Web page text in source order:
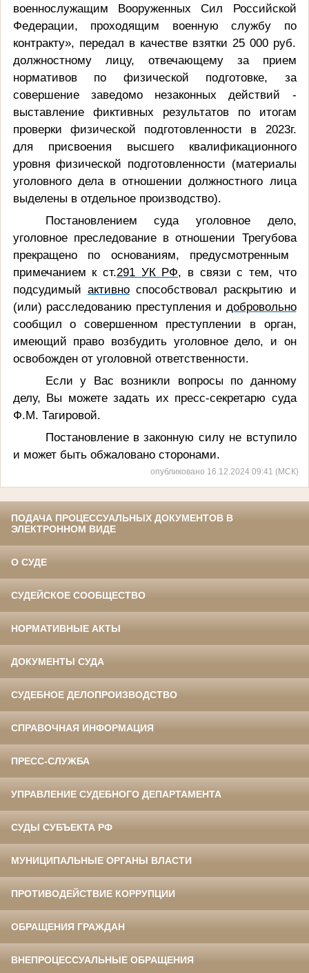
военнослужащим Вооруженных Сил Российской
Федерации, проходящим военную службу по
контракту», передал в качестве взятки 25 000 руб.
должностному лицу, отвечающему за прием
нормативов по физической подготовке, за
совершение заведомо незаконных действий -
выставление фиктивных результатов по итогам
проверки физической подготовленности в 2023г.
для присвоения высшего квалификационного
уровня физической подготовленности (материалы
уголовного дела в отношении должностного лица
выделены в отдельное производство).
Постановлением суда
уголовное дело,
уголовное преследование в отношении Трегубова
прекращено по основаниям, предусмотренным
примечанием к ст.291 УК РФ, в связи с тем, что
подсудимый активноспособствовал раскрытию и
(или) расследованию преступления и добровольно
сообщил о совершенном преступлении в орган,
имеющий право возбудить уголовное дело, и он
освобожден от уголовной ответственности.
Если у Вас возникли вопросы по данному
делу, Вы можете задать их пресс-секретарю суда
Ф.М. Тагировой.
Постановление в законную силу не вступило
и может быть обжаловано сторонами.
опубликовано 16.12.2024 09:41 (МСК)
ПОДАЧА ПРОЦЕССУАЛЬНЫХ ДОКУМЕНТОВ В
ЭЛЕКТРОННОМ ВИДЕ
О СУДЕ
СУДЕЙСКОЕ СООБЩЕСТВО
НОРМАТИВНЫЕ АКТЫ
ДОКУМЕНТЫ СУДА
СУДЕБНОЕ ДЕЛОПРОИЗВОДСТВО
СПРАВОЧНАЯ ИНФОРМАЦИЯ
ПРЕСС-СЛУЖБА
УПРАВЛЕНИЕ СУДЕБНОГО ДЕПАРТАМЕНТА
СУДЫ СУБЪЕКТА РФ
МУНИЦИПАЛЬНЫЕ ОРГАНЫ ВЛАСТИ
ПРОТИВОДЕЙСТВИЕ КОРРУПЦИИ
ОБРАЩЕНИЯ ГРАЖДАН
ВНЕПРОЦЕССУАЛЬНЫЕ ОБРАЩЕНИЯ